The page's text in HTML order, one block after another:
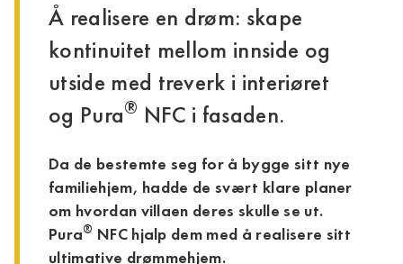
Å realisere en drøm: skape
kontinuitet mellom innside og
utside med treverk i interiøret
og Pura® NFC i fasaden.
Da de bestemte seg for å bygge sitt nye
familiehjem, hadde de svært klare planer
om hvordan villaen deres skulle se ut.
Pura® NFC hjalp dem med å realisere sitt
ultimative drømmehjem.